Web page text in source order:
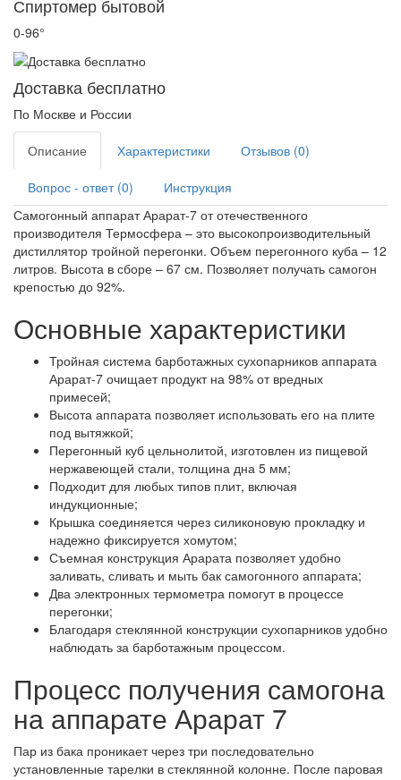
Спиртомер бытовой
0-96°
Доставка бесплатно
По Москве и России
Описание Характеристики Отзывов (0)
Вопрос - ответ (0)
Инструкция
Самогонный аппарат Арарат-7 от отечественного
производителя Термосфера – это высокопроизводительный
дистиллятор тройной перегонки. Объем перегонного куба – 12
литров. Высота в сборе – 67 см. Позволяет получать самогон
крепостью до 92%.
Основные характеристики
Тройная система барботажных сухопарников аппарата
Арарат-7 очищает продукт на 98% от вредных
примесей;
Высота аппарата позволяет использовать его на плите
под вытяжкой;
Перегонный куб цельнолитой, изготовлен из пищевой
нержавеющей стали, толщина дна 5 мм;
Подходит для любых типов плит, включая
индукционные;
Крышка соединяется через силиконовую прокладку и
надежно фиксируется хомутом;
Съемная конструкция Арарата позволяет удобно
заливать, сливать и мыть бак самогонного аппарата;
Два электронных термометра помогут в процессе
перегонки;
Благодаря стеклянной конструкции сухопарников удобно
наблюдать за барботажным процессом.
Процесс получения самогона
на аппарате Арарат 7
Пар из бака проникает через три последовательно
установленные тарелки в стеклянной колонне. После паровая